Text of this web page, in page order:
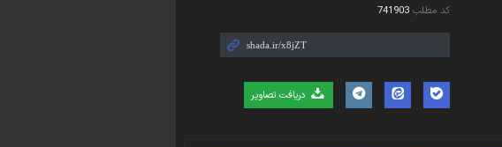
کد مطلب 741903
دریافت تصاویر